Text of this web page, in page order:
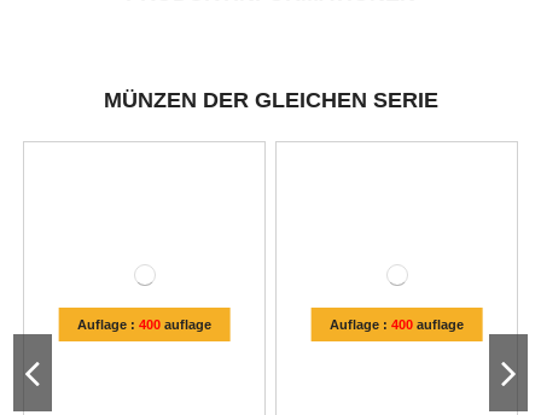
MÜNZEN DER GLEICHEN SERIE
Auflage : 400auflage Auflage : 400auflage